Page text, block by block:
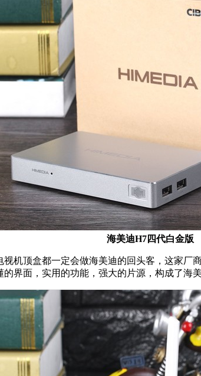
海美迪H7四代白金版
顶盒都一定会做海美迪的回头客，这家厂
界面，实用的功能，强大的片源，构成了海